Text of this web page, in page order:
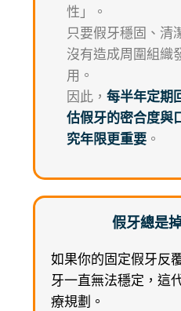
性」。
只要假牙穩固、清
沒有造成周圍組織
用。
因此，每半年定期
估假牙的密合度與
究年限更重要 。
假牙總是
如果你的固定假牙反
牙一直無法穩定，這
療規劃。